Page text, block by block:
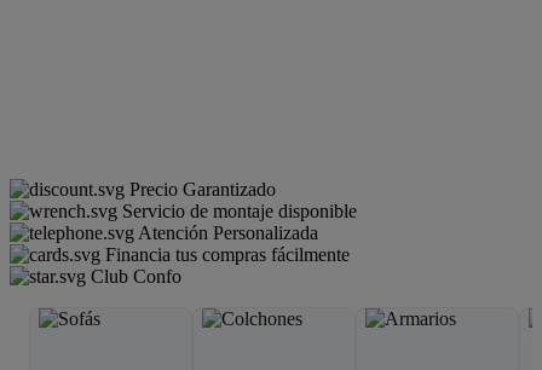
Precio Garantizado
Servicio de montaje disponible
Atención Personalizada
Financia tus compras fácilmente
Club Confo